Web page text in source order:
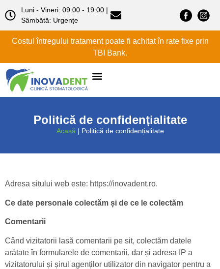
Luni - Vineri: 09:00 - 19:00 |
Sâmbătă: Urgențe
Costul întregului tratament poate fi achitat în rate fixe prin
TBI Bank.
Politică de confidențialitate
Acasă| Politică de confidențialitate
Adresa sitului web este: https://inovadent.ro.
Ce date personale colectăm și de ce le colectăm
Comentarii
Când vizitatorii lasă comentarii pe sit, colectăm datele
arătate în formularele de comentarii, dar și adresa IP a
vizitatorului și șirul agenților utilizator din navigator pentru a